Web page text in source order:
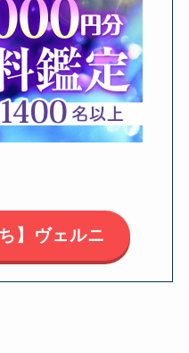
】ヴェルニ